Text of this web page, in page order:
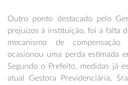
Outro ponto destacado pelo
prejuízos à instituição, foi a falta
mecanismo de
ocasionou uma perda estimada
Segundo o Prefeito, medidas já
atual Gestora Previdenciária,